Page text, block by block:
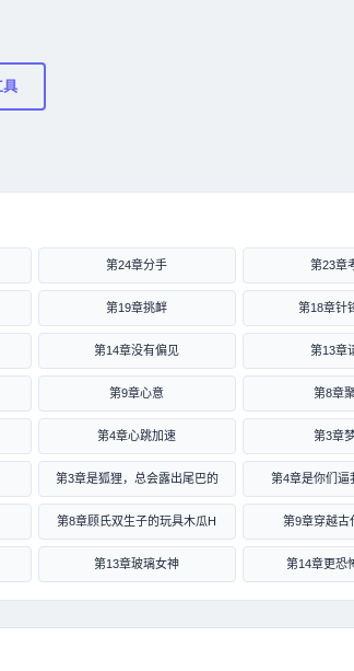
具
第24章分手 第23章
第19章挑衅 第18章针
第14章没有偏见 第13章
第9章心意 第8章
第4章心跳加速 第3章
第3章是狐狸，总会露出尾巴的 第4章是你们逼
第8章顾氏双生子的玩具木瓜H 第9章穿越古
第13章玻璃女神 第14章更恐